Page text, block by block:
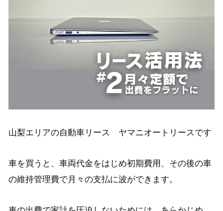
山梨エリアの自動車リース ヤマニオートリースです
車を買うと、車両代金をはじめ初期費用、その後の車
の維持管理費で月々の支払に波ができます。